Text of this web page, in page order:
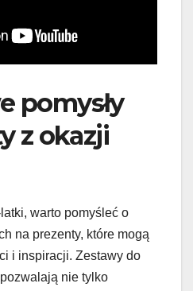
pomysły
z okazji
warto pomyśleć o
na prezenty, które mogą
i inspiracji. Zestawy do
nie tylko